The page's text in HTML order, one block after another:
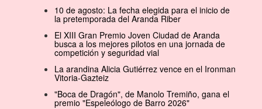
10 de agosto: La fecha elegida para el inicio de
la pretemporada del Aranda Riber
El XIII Gran Premio Joven Ciudad de Aranda
busca a los mejores pilotos en una jornada de
competición y seguridad vial
La arandina Alicia Gutiérrez vence en el Ironman
Vitoria-Gazteiz
"Boca de Dragón", de Manolo Tremiño, gana el
premio "Espeleólogo de Barro 2026"